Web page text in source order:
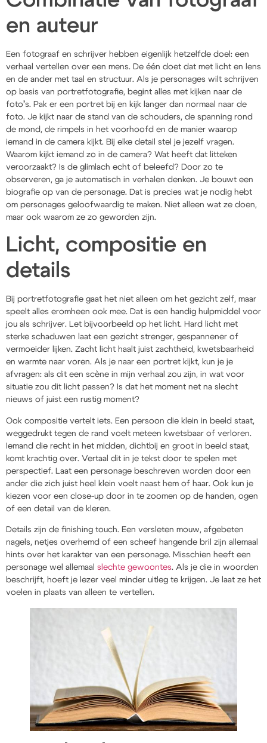
en auteur
Een fotograaf en schrijver hebben eigenlijk hetzelfde doel: een
verhaal vertellen over een mens. De één doet dat met licht en lens
en de ander met taal en structuur. Als je personages wilt schrijven
op basis van portretfotografie, begint alles met kijken naar de
foto’s. Pak er een portret bij en kijk langer dan normaal naar de
foto. Je kijkt naar de stand van de schouders, de spanning rond
de mond, de rimpels in het voorhoofd en de manier waarop
iemand in de camera kijkt. Bij elke detail stel je jezelf vragen.
Waarom kijkt iemand zo in de camera? Wat heeft dat litteken
veroorzaakt? Is de glimlach echt of beleefd? Door zo te
observeren, ga je automatisch in verhalen denken. Je bouwt een
biografie op van de personage. Dat is precies wat je nodig hebt
om personages geloofwaardig te maken. Niet alleen wat ze doen,
maar ook waarom ze zo geworden zijn.
Licht, compositie en
details
Bij portretfotografie gaat het niet alleen om het gezicht zelf, maar
speelt alles eromheen ook mee. Dat is een handig hulpmiddel voor
jou als schrijver. Let bijvoorbeeld op het licht. Hard licht met
sterke schaduwen laat een gezicht strenger, gespannener of
vermoeider lijken. Zacht licht haalt juist zachtheid, kwetsbaarheid
en warmte naar voren. Als je naar een portret kijkt, kun je je
afvragen: als dit een scène in mijn verhaal zou zijn, in wat voor
situatie zou dit licht passen? Is dat het moment net na slecht
nieuws of juist een rustig moment?
Ook compositie vertelt iets. Een persoon die klein in beeld staat,
weggedrukt tegen de rand voelt meteen kwetsbaar of verloren.
Iemand die recht in het midden, dichtbij en groot in beeld staat,
komt krachtig over. Vertaal dit in je tekst door te spelen met
perspectief. Laat een personage beschreven worden door een
ander die zich juist heel klein voelt naast hem of haar. Ook kun je
kiezen voor een close-up door in te zoomen op de handen, ogen
of een detail van de kleren.
Details zijn de finishing touch. Een versleten mouw, afgebeten
nagels, netjes overhemd of een scheef hangende bril zijn allemaal
hints over het karakter van een personage. Misschien heeft een
personage wel allemaal slechte gewoontes. Als je die in woorden
beschrijft, hoeft je lezer veel minder uitleg te krijgen. Je laat ze het
voelen in plaats van alleen te vertellen.